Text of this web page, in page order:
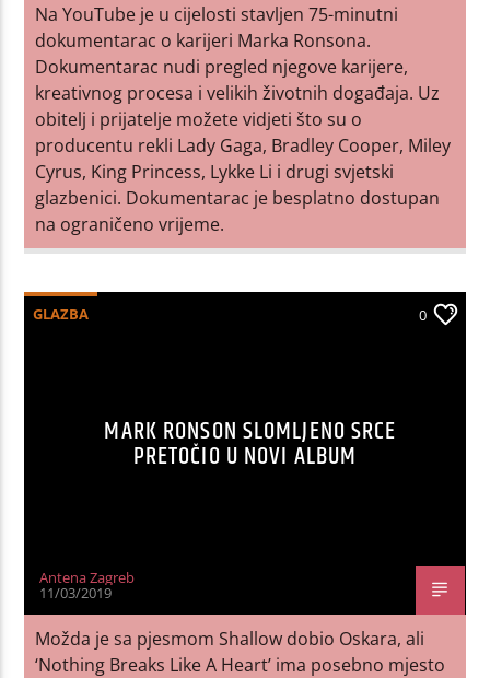
Na YouTube je u cijelosti stavljen 75-minutni
dokumentarac o karijeri Marka Ronsona.
Dokumentarac nudi pregled njegove karijere,
kreativnog procesa i velikih životnih događaja. Uz
obitelj i prijatelje možete vidjeti što su o
producentu rekli Lady Gaga, Bradley Cooper, Miley
Cyrus, King Princess, Lykke Li i drugi svjetski
glazbenici. Dokumentarac je besplatno dostupan
na ograničeno vrijeme.
GLAZBA 0
MARK RONSON SLOMLJENO SRCE
PRETOČIO U NOVI ALBUM
Antena Zagreb
11/03/2019
Možda je sa pjesmom Shallow dobio Oskara, ali
‘Nothing Breaks Like A Heart’ ima posebno mjesto